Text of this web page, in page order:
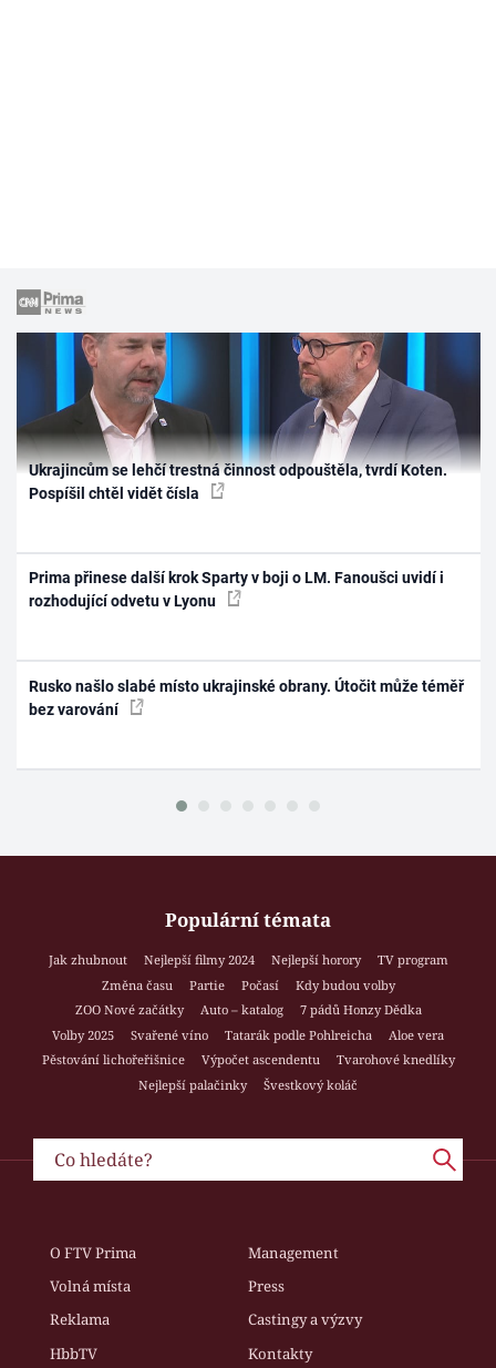
Ukrajincům se lehčí trestná činnost odpouštěla, tvrdí Koten.
Pospíšil chtěl vidět čísla
Prima přinese další krok Sparty v boji o LM. Fanoušci uvidí i
rozhodující odvetu v Lyonu
Rusko našlo slabé místo ukrajinské obrany. Útočit může téměř
bez varování
Populární témata
Jak zhubnout Nejlepší filmy 2024 Nejlepší horory
TV program
Změna času
Partie Počasí
Kdy budou volby
ZOO Nové začátky
Auto – katalog
7 pádů Honzy Dědka
Volby 2025
Svařené víno Tatarák podle Pohlreicha
Aloe vera
Pěstování lichořeřišnice
Výpočet ascendentu
Tvarohové knedlíky
Nejlepší palačinky
Švestkový koláč
O FTV Prima
Management
Volná místa
Press
Reklama
Castingy a výzvy
HbbTV
Kontakty